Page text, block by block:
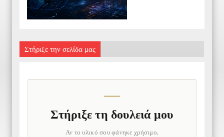
Στήριξε την σελίδα μας
Στήριξε τη δουλειά μου
Αν το υλικό σου φάνηκε χρήσιμο,